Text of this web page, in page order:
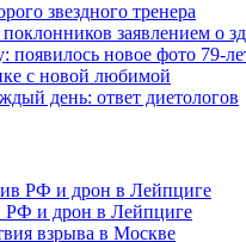
звездного тренера
заявлением о
новое фото 79-
с новой любимой
день: ответ диетологов
РФ и дрон в Лейпциге